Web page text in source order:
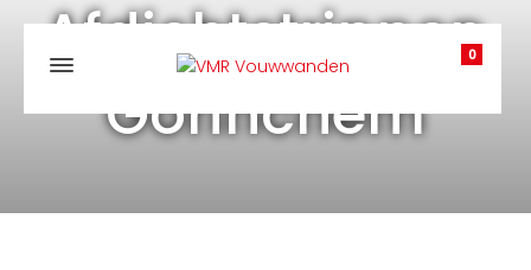
0
Afdichtstrippen
Gorinchem